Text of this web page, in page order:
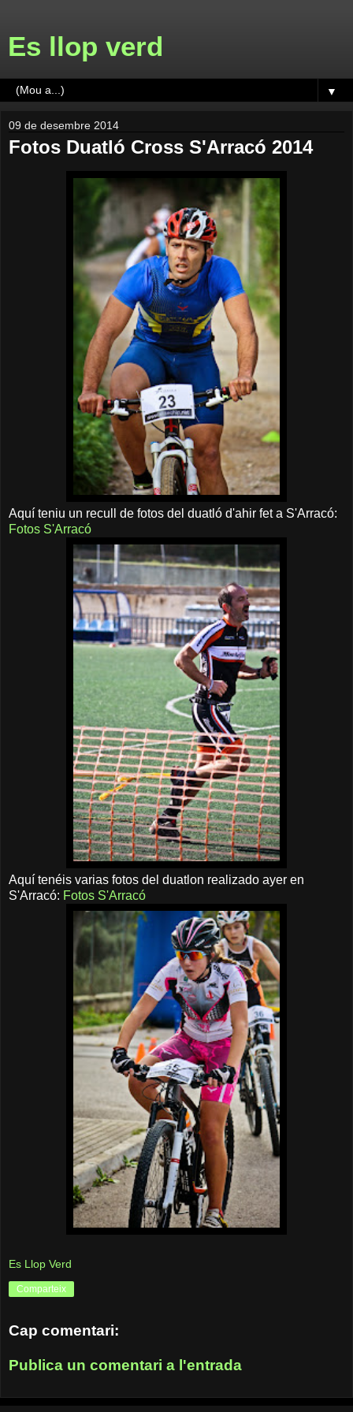
Es llop verd
▼
09 de desembre 2014
Fotos Duatló Cross S'Arracó 2014
Aquí teniu un recull de fotos del duatló d'ahir fet a S'Arracó:
Fotos S'Arracó
Aquí tenéis varias fotos del duatlon realizado ayer en
S'Arracó: Fotos S'Arracó
Es Llop Verd
Comparteix
Cap comentari:
Publica un comentari a l'entrada